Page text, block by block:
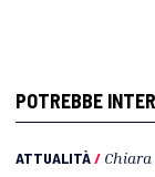
POTREBBE
ATTUALITÀ/